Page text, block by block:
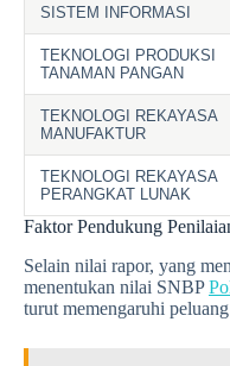
SISTEM INFORMASI
TEKNOLOGI PRODUKSI
TANAMAN PANGAN
TEKNOLOGI REKAYASA
MANUFAKTUR
TEKNOLOGI REKAYASA
PERANGKAT LUNAK
Faktor Pendukung
Selain nilai rapor, yang
menentukan nilai SNBP
turut memengaruhi